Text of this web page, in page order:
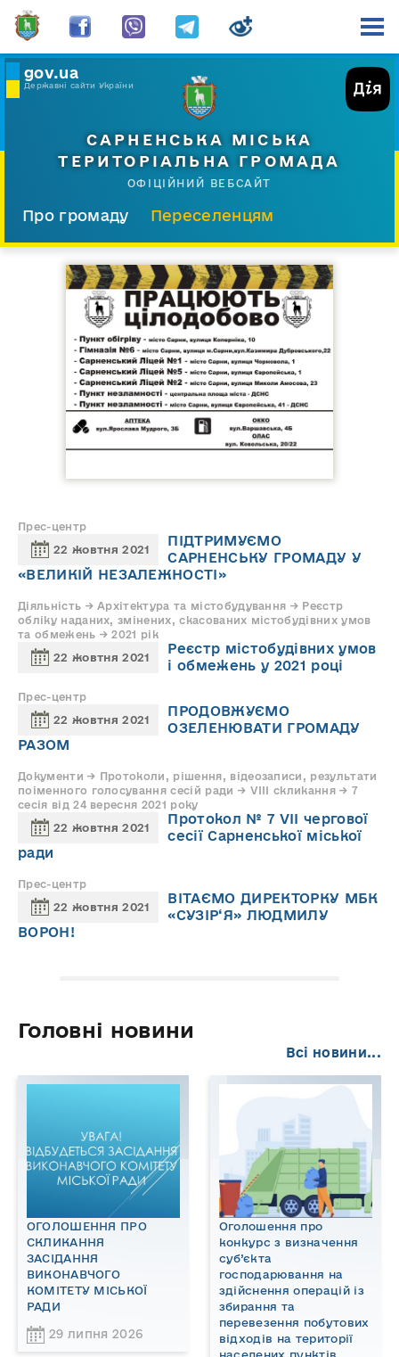
gov.ua
Державні сайти України
САРНЕНСЬКА МІСЬКА
ТЕРИТОРІАЛЬНА ГРОМАДА
ОФІЦІЙНИЙ ВЕБСАЙТ
Про громаду
Переселенцям
Прес-центр
Прес-центр
22 жовтня 2021
ПІДТРИМУЄМО
САРНЕНСЬКУ ГРОМАДУ У
«ВЕЛИКІЙ НЕЗАЛЕЖНОСТІ»
Діяльність → Архітектура та містобудування → Реєстр
обліку наданих, змінених, скасованих містобудівних умов
та обмежень → 2021 рік
22 жовтня 2021
Реєстр містобудівних умов
і обмежень у 2021 році
Прес-центр
22 жовтня 2021
ПРОДОВЖУЄМО
ОЗЕЛЕНЮВАТИ ГРОМАДУ
РАЗОМ
Документи → Протоколи, рішення, відеозаписи, результати
поіменного голосування сесій ради → VIII скликання → 7
сесія від 24 вересня 2021 року
22 жовтня 2021
Протокол № 7 VІІ чергової
сесії Сарненської міської
ради
Прес-центр
22 жовтня 2021
ВІТАЄМО ДИРЕКТОРКУ МБК
«СУЗІР‘Я» ЛЮДМИЛУ
ВОРОН!
Головні новини
Всі новини...
ОГОЛОШЕННЯ ПРО
СКЛИКАННЯ
ЗАСІДАННЯ
ВИКОНАВЧОГО
КОМІТЕТУ МІСЬКОЇ
РАДИ
29 липня 2026
Оголошення про
конкурс з визначення
суб’єкта
господарювання на
здійснення операцій із
збирання та
перевезення побутових
відходів на території
населених пунктів